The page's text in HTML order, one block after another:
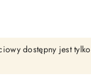
dostępny jest